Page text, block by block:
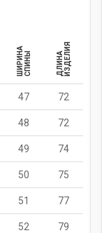
ШИРИНАСПИНЫ ДЛИНАИЗДЕЛИЯ
47 72
48 72
49 74
50 75
51 77
52 79